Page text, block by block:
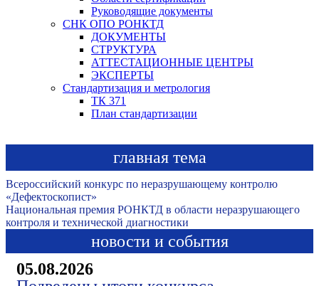
Руководящие документы
СНК ОПО РОНКТД
ДОКУМЕНТЫ
СТРУКТУРА
АТТЕСТАЦИОННЫЕ ЦЕНТРЫ
ЭКСПЕРТЫ
Стандартизация и метрология
ТК 371
План стандартизации
главная тема
Всероссийский конкурс по неразрушающему контролю
«Дефектоскопист»
Национальная премия РОНКТД в области неразрушающего
контроля и технической диагностики
новости и события
05.08.2026